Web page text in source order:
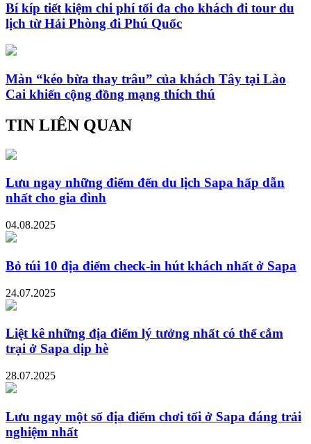
Bí kíp tiết kiệm chi phí tối đa cho khách đi tour du
lịch từ Hải Phòng đi Phú Quốc
Màn “kéo bừa thay trâu” của khách Tây tại Lào
Cai khiến cộng đồng mạng thích thú
TIN LIÊN QUAN
Lưu ngay những điểm đến du lịch Sapa hấp dẫn
nhất cho gia đình
04.08.2025
Bỏ túi 10 địa điểm check-in hút khách nhất ở Sapa
24.07.2025
Liệt kê những địa điểm lý tưởng nhất có thể cắm
trại ở Sapa dịp hè
28.07.2025
Lưu ngay một số địa điểm chơi tối ở Sapa đáng trải
nghiệm nhất